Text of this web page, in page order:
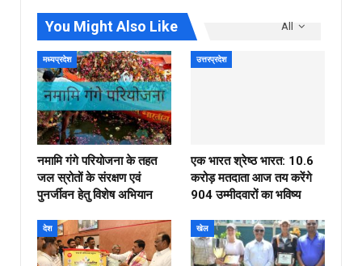
All
You Might Also Like
मध्यप्रदेश
नमामि गंगे परियोजना के तहत
जल स्रोतों के संरक्षण एवं
पुनर्जीवन हेतु विशेष अभियान
उत्तरप्रदेश
एक भारत श्रेष्ठ भारत: 10.6
करोड़ मतदाता आज तय करेंगे
904 उम्मीदवारों का भविष्य
देश खेल